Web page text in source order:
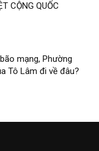
CỘNG QUỐC
mạng, Phường
Tô Lâm đi về đâu?